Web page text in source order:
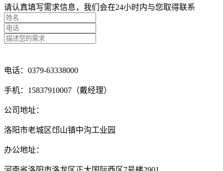
请认真填写需求信息，我们会在24小时内与您取得联系
电话：0379-63338000
手机：15837910007（戴经理）
公司地址：
洛阳市老城区邙山镇中沟工业园
办公地址：